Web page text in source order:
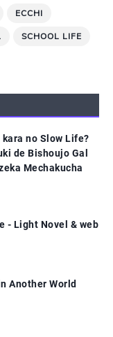
ECCHI
SCHOOL LIFE
no Slow Life?
de Bishoujo Gal
Mechakucha
- Light Novel & web
Another World